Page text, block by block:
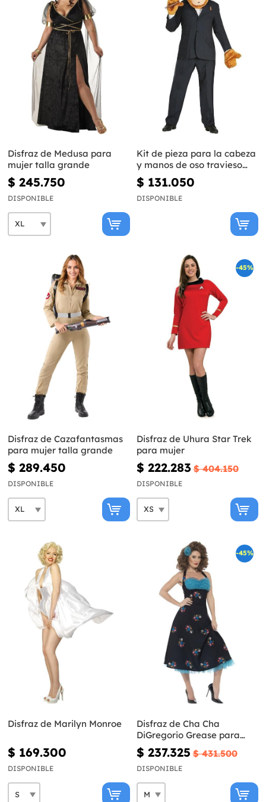
Disfraz de Medusa para
mujer talla grande
$ 245.750
DISPONIBLE
Kit de pieza para la cabeza
y manos de oso travieso
para adulto
$ 131.050
DISPONIBLE
Disfraz de Cazafantasmas
para mujer talla grande
$ 289.450
DISPONIBLE
-45%
Disfraz de Uhura Star Trek
para mujer
$ 222.283 $ 404.150
DISPONIBLE
Disfraz de Marilyn Monroe
$ 169.300
DISPONIBLE
-45%
Disfraz de Cha Cha
DiGregorio Grease para
mujer
$ 237.325 $ 431.500
DISPONIBLE